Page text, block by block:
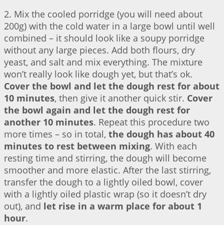
2. Mix the cooled porridge (you will need about
200g) with the cold water in a large bowl until well
combined – it should look like a soupy porridge
without any large pieces. Add both flours, dry
yeast, and salt and mix everything. The mixture
won’t really look like dough yet, but that’s ok.
Cover the bowl and let the dough rest for about
10 minutes, then give it another quick stir. Cover
the bowl again and let the dough rest for
another 10 minutes. Repeat this procedure two
more times – so in total, the dough has about 40
minutes to rest between mixing. With each
resting time and stirring, the dough will become
smoother and more elastic. After the last stirring,
transfer the dough to a lightly oiled bowl, cover
with a lightly oiled plastic wrap (so it doesn’t dry
out), and let rise in a warm place for about 1
hour.